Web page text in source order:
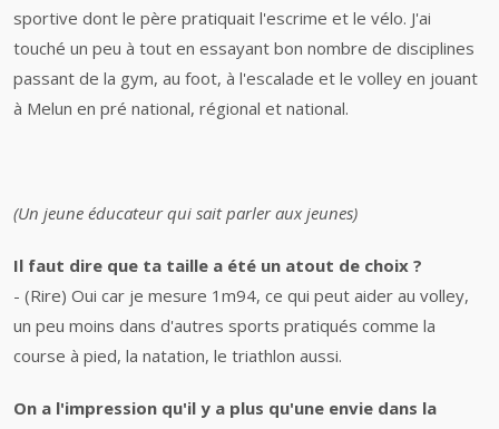
sportive dont le père pratiquait l'escrime et le vélo. J'ai
touché un peu à tout en essayant bon nombre de disciplines
passant de la gym, au foot, à l'escalade et le volley en jouant
à Melun en pré national, régional et national.
(Un jeune éducateur qui sait parler aux jeunes)
Il faut dire que ta taille a été un atout de choix ?
- (Rire) Oui car je mesure 1m94, ce qui peut aider au volley,
un peu moins dans d'autres sports pratiqués comme la
course à pied, la natation, le triathlon aussi.
On a l'impression qu'il y a plus qu'une envie dans la